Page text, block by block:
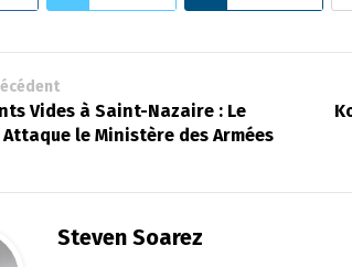
Vides à Saint-Nazaire : Le
le Ministère des Armées
Steven Soarez